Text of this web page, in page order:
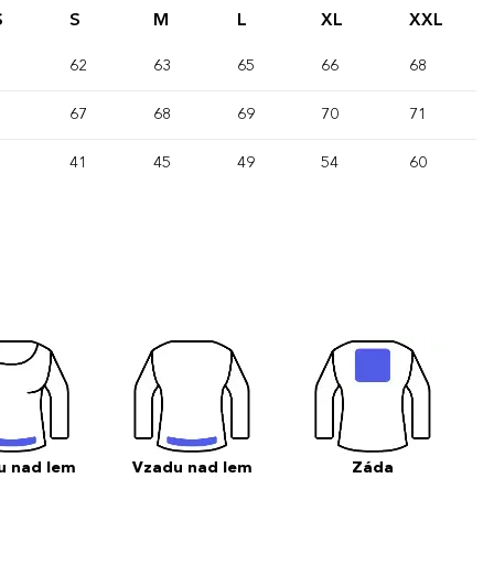
S M L XL XXL
62 63 65 66 68
67 68 69 70 71
41 45 49 54 60
nad lem Vzadu nad lem Záda